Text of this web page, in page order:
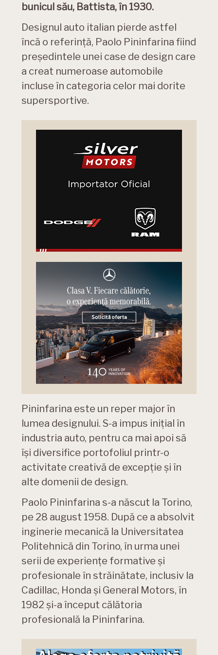
bunicul său, Battista, în 1930.
Designul auto italian pierde astfel
încă o referință, Paolo Pininfarina fiind
președintele unei case de design care
a creat numeroase automobile
incluse în categoria celor mai dorite
supersportive.
Pininfarina este un reper major în
lumea designului. S-a impus inițial în
industria auto, pentru ca mai apoi să
își diversifice portofoliul printr-o
activitate creativă de excepție și în
alte domenii de design.
Paolo Pininfarina s-a născut la Torino,
pe 28 august 1958. După ce a absolvit
inginerie mecanică la Universitatea
Politehnică din Torino, în urma unei
serii de experiențe formative și
profesionale în străinătate, inclusiv la
Cadillac, Honda și General Motors, în
1982 și-a început călătoria
profesională la Pininfarina.